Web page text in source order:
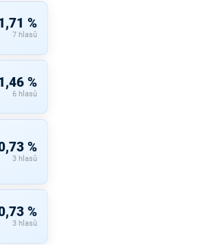
%
7 hlasů
%
6 hlasů
%
3 hlasů
%
3 hlasů